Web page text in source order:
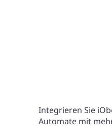
Integrieren Sie
Automate mit